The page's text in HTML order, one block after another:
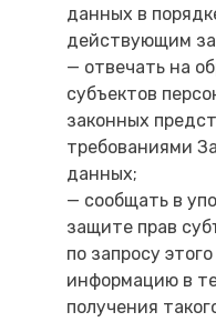
данных в
действующим
— отвечать на
субъектов
законных
требованиями
данных;
— сообщать в
защите прав
по запросу
информацию в
получения